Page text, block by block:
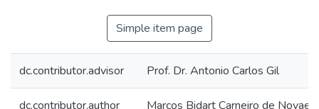
Simple item page
dc.contributor.advisor Prof. Dr. Antonio Carlos Gil
dc.contributor.author Marcos Bidart Carneiro de Novaes